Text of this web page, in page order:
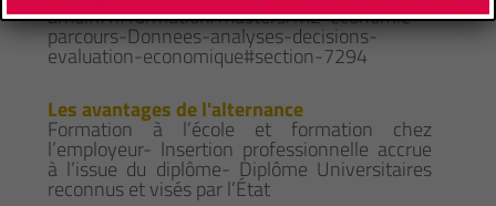
amu.fr/fr/formation/masters/m2-economie-
parcours-Donnees-analyses-decisions-
evaluation-economique#section-7294
Les avantages de l'alternance
Formation à l’école et formation chez
l’employeur- Insertion professionnelle accrue
à l’issue du diplôme- Diplôme Universitaires
reconnus et visés par l’État